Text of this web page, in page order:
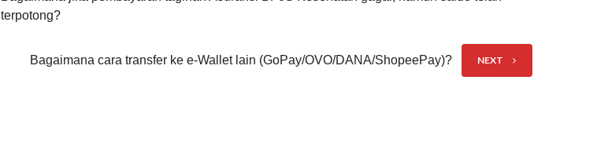
terpotong?
Bagaimana cara transfer ke e-Wallet lain (GoPay/OVO/DANA/ShopeePay)? NEXT